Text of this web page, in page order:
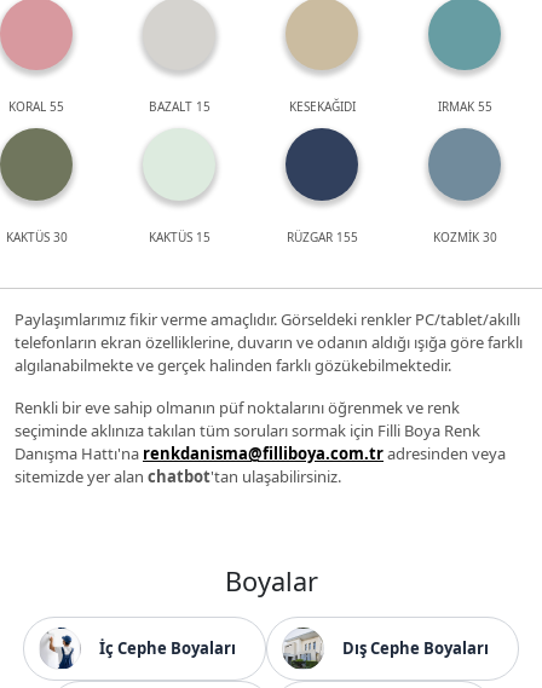
KORAL 55 BAZALT 15 KESEKAĞIDI IRMAK 55
KAKTÜS 30 KAKTÜS 15 RÜZGAR 155 KOZMİK 30
Paylaşımlarımız fikir verme amaçlıdır. Görseldeki renkler PC/tablet/akıllı
telefonların ekran özelliklerine, duvarın ve odanın aldığı ışığa göre farklı
algılanabilmekte ve gerçek halinden farklı gözükebilmektedir.
Renkli bir eve sahip olmanın püf noktalarını öğrenmek ve renk
seçiminde aklınıza takılan tüm soruları sormak için Filli Boya Renk
Danışma Hattı'na renkdanisma@filliboya.com.tradresinden veya
sitemizde yer alan chatbot'tan ulaşabilirsiniz.
Boyalar
İç Cephe Boyaları Dış Cephe Boyaları